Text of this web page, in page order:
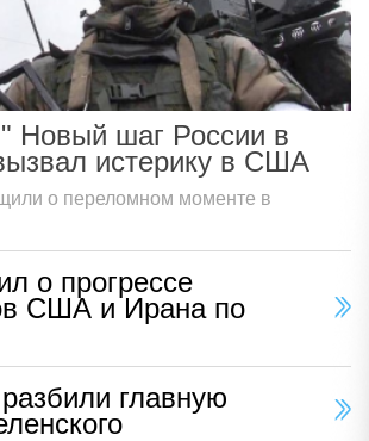
Новый шаг России в
истерику в США
о переломном моменте в
о прогрессе
США и Ирана по
главную